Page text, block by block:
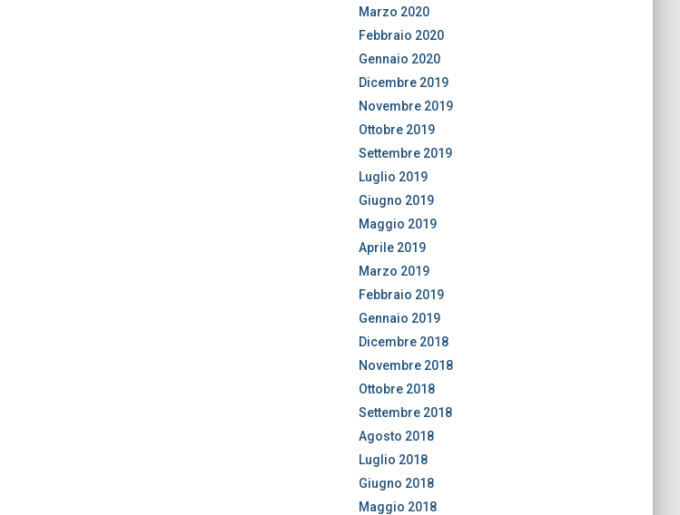
Marzo 2020
Febbraio 2020
Gennaio 2020
Dicembre 2019
Novembre 2019
Ottobre 2019
Settembre 2019
Luglio 2019
Giugno 2019
Maggio 2019
Aprile 2019
Marzo 2019
Febbraio 2019
Gennaio 2019
Dicembre 2018
Novembre 2018
Ottobre 2018
Settembre 2018
Agosto 2018
Luglio 2018
Giugno 2018
Maggio 2018